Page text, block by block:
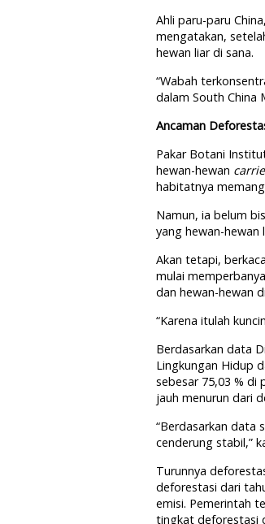
Ahli paru-paru
mengatakan,
hewan liar di sana.
“Wabah
dalam South China
Ancaman
Pakar Botani
hewan-hewan
habitatnya
Namun, ia belum
yang hewan-
Akan tetapi,
mulai
dan hewan-hewan
“Karena itulah
Berdasarkan data
Lingkungan Hidup
sebesar 75,03 % di
jauh menurun dari
“Berdasarkan data
cenderung stabil,”
Turunnya
deforestasi dari
emisi. Pemerintah
tingkat deforestasi